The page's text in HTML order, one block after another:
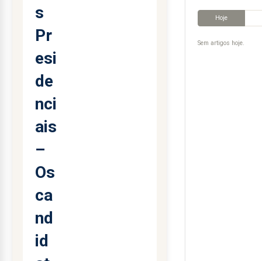
s
Pr
esi
de
nci
ais
–
Os
ca
nd
id
Hoje
Sem artigos hoje.